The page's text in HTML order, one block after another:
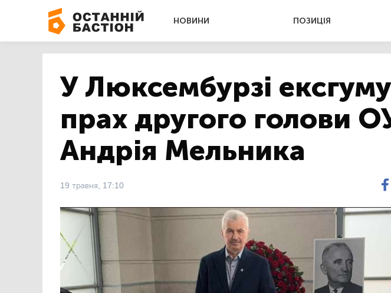
НОВИНИ ПОЗИЦІЯ
У Люксембурзі
прах другого голови
Андрія Мельника
19 травня, 17:10